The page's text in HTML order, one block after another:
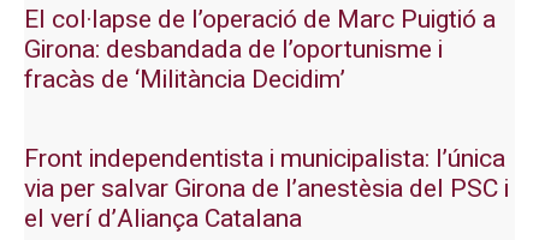
El col·lapse de l’operació de Marc Puigtió a
Girona: desbandada de l’oportunisme i
fracàs de ‘Militància Decidim’
Front independentista i municipalista: l’única
via per salvar Girona de l’anestèsia del PSC i
el verí d’Aliança Catalana